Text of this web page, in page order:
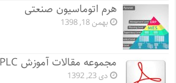
هرم اتوماسیون صنعتی
بهمن 18, 1398
مجموعه مقالات آموزش PLC
دی 23, 1392